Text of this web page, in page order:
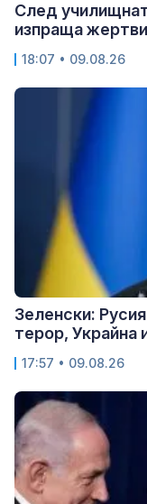
След
изпраща
18:07 • 09.08.26
Зеленски:
терор, Украйна
17:57 • 09.08.26